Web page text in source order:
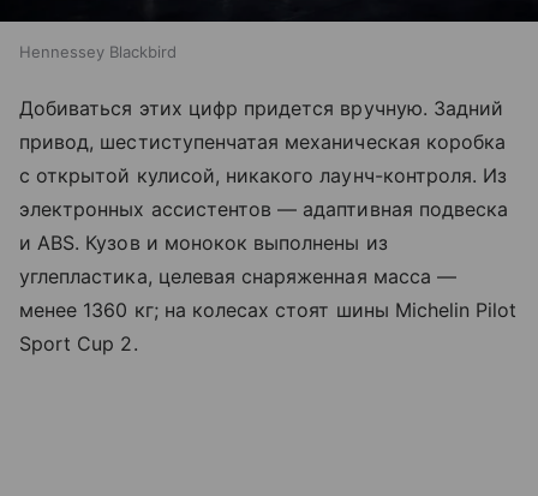
Hennessey Blackbird
Добиваться этих цифр придется вручную. Задний
привод, шестиступенчатая механическая коробка
с открытой кулисой, никакого лаунч-контроля. Из
электронных ассистентов — адаптивная подвеска
и ABS. Кузов и монокок выполнены из
углепластика, целевая снаряженная масса —
менее 1360 кг; на колесах стоят шины Michelin Pilot
Sport Cup 2.